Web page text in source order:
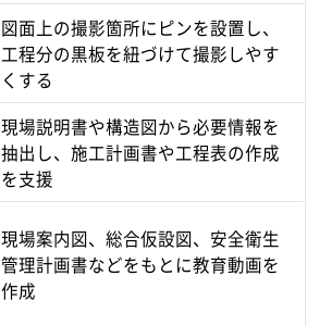
図面上の撮影箇所にピンを設置し、
工程分の黒板を紐づけて撮影しやす
くする
現場説明書や構造図から必要情報を
抽出し、施工計画書や工程表の作成
を支援
現場案内図、総合仮設図、安全衛生
管理計画書などをもとに教育動画を
作成